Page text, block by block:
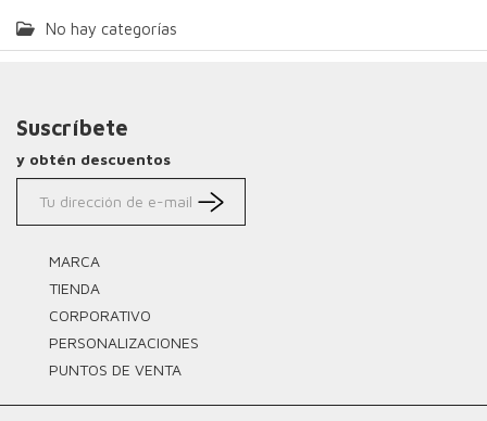
No hay categorías
Suscríbete
y obtén descuentos
MARCA
TIENDA
CORPORATIVO
PERSONALIZACIONES
PUNTOS DE VENTA